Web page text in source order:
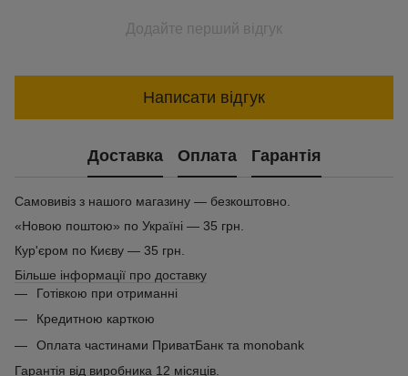
Додайте перший відгук
Написати відгук
Доставка Оплата Гарантія
Самовивіз з нашого магазину — безкоштовно.
«Новою поштою» по Україні — 35 грн.
Кур'єром по Києву — 35 грн.
Більше інформації про доставку
Готівкою при отриманні
Кредитною карткою
Оплата частинами ПриватБанк та monobank
Гарантія від виробника 12 місяців.